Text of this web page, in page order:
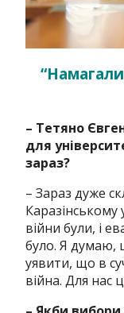
– Тетяно
для
зараз?
– Зараз дуже
Каразінському
війни були, і
було. Я думаю,
уявити, що в
війна. Для нас